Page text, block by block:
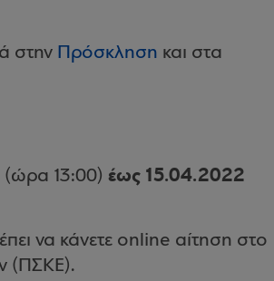
στην Πρόσκληση και στα
(ώρα 13:00) έως 15.04.2022
να κάνετε online αίτηση στο
(ΠΣΚΕ).